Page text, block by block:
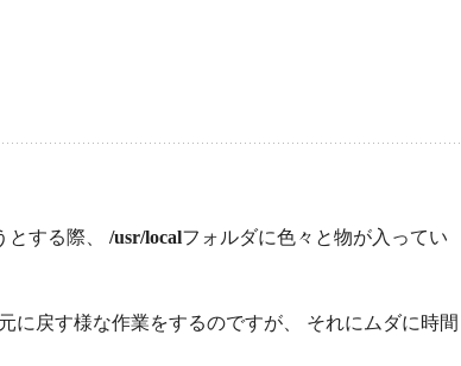
とする際、 /usr/localフォルダに色々と物が入ってい
に戻す様な作業をするのですが、 それにムダに時間